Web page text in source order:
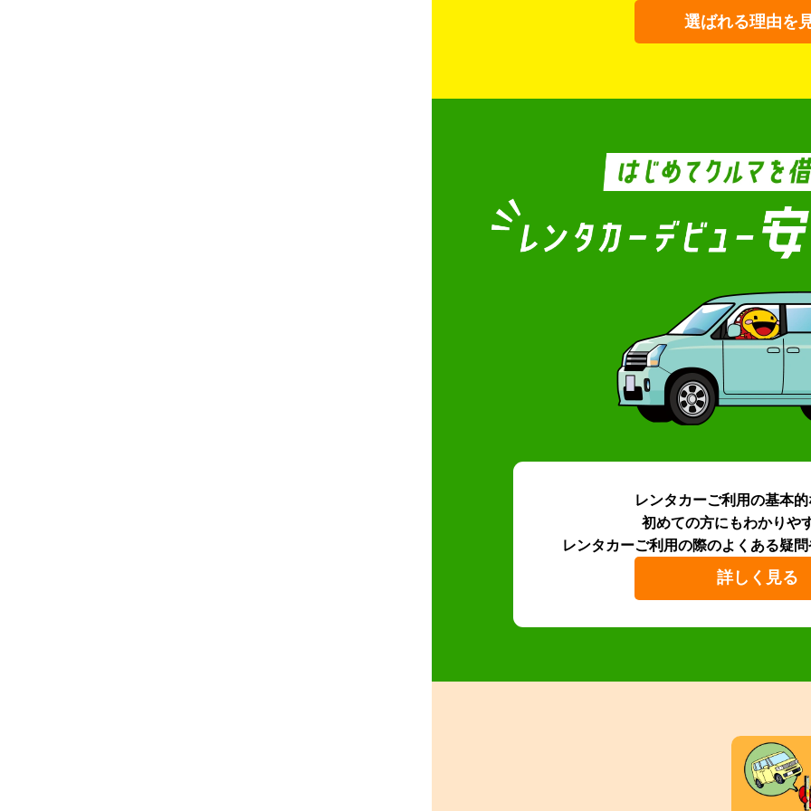
選ばれる理由を
レンタカーご利用の基本
初めての方にもわかりや
レンタカーご利用の際のよくある疑問
詳しく見る